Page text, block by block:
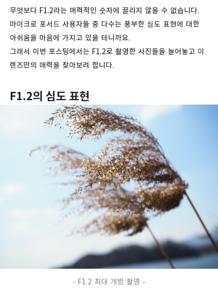
무엇보다 F1.2라는 매력적인 숫자에 끌리지 않을 수 없습니다.
마이크로 포서드 사용자들 중 다수는 풍부한 심도 표현에 대한
아쉬움을 마음에 가지고 있을 테니까요.
그래서 이번 포스팅에서는 F1.2로 촬영한 사진들을 늘어놓고 이
렌즈만의 매력을 찾아보려 합니다.
F1.2의 심도 표현
- F1.2 최대 개방 촬영 -